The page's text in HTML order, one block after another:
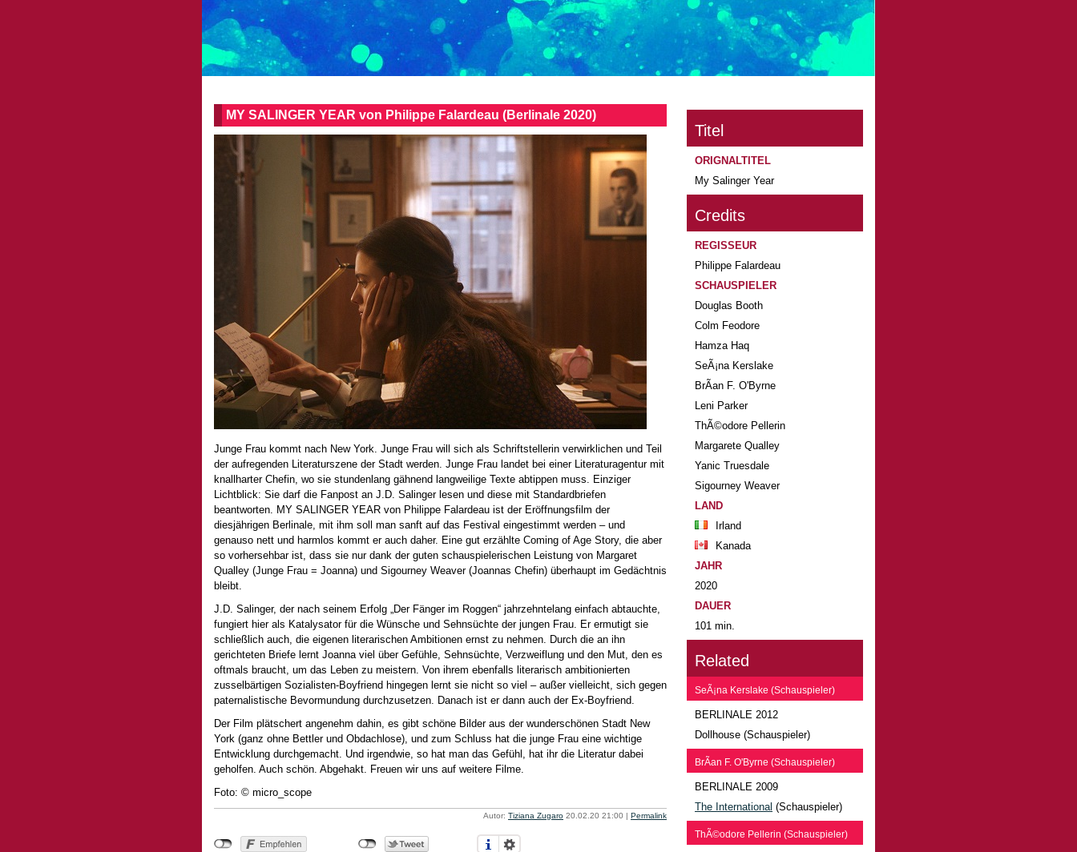
MY SALINGER YEAR von Philippe Falardeau (Berlinale 2020)
Junge Frau kommt nach New York. Junge Frau will sich als Schriftstellerin verwirklichen und Teil
der aufregenden Literaturszene der Stadt werden. Junge Frau landet bei einer Literaturagentur mit
knallharter Chefin, wo sie stundenlang gähnend langweilige Texte abtippen muss. Einziger
Lichtblick: Sie darf die Fanpost an J.D. Salinger lesen und diese mit Standardbriefen
beantworten. MY SALINGER YEAR von Philippe Falardeau ist der Eröffnungsfilm der
diesjährigen Berlinale, mit ihm soll man sanft auf das Festival eingestimmt werden – und
genauso nett und harmlos kommt er auch daher. Eine gut erzählte Coming of Age Story, die aber
so vorhersehbar ist, dass sie nur dank der guten schauspielerischen Leistung von Margaret
Qualley (Junge Frau = Joanna) und Sigourney Weaver (Joannas Chefin) überhaupt im Gedächtnis
bleibt.
J.D. Salinger, der nach seinem Erfolg „Der Fänger im Roggen“ jahrzehntelang einfach abtauchte,
fungiert hier als Katalysator für die Wünsche und Sehnsüchte der jungen Frau. Er ermutigt sie
schließlich auch, die eigenen literarischen Ambitionen ernst zu nehmen. Durch die an ihn
gerichteten Briefe lernt Joanna viel über Gefühle, Sehnsüchte, Verzweiflung und den Mut, den es
oftmals braucht, um das Leben zu meistern. Von ihrem ebenfalls literarisch ambitionierten
zusselbärtigen Sozialisten-Boyfriend hingegen lernt sie nicht so viel – außer vielleicht, sich gegen
paternalistische Bevormundung durchzusetzen. Danach ist er dann auch der Ex-Boyfriend.
Der Film plätschert angenehm dahin, es gibt schöne Bilder aus der wunderschönen Stadt New
York (ganz ohne Bettler und Obdachlose), und zum Schluss hat die junge Frau eine wichtige
Entwicklung durchgemacht. Und irgendwie, so hat man das Gefühl, hat ihr die Literatur dabei
geholfen. Auch schön. Abgehakt. Freuen wir uns auf weitere Filme.
Foto: © micro_scope
Autor: Tiziana Zugaro 20.02.20 21:00 | Permalink
Titel
ORIGNALTITEL
My Salinger Year
Credits
REGISSEUR
Philippe Falardeau
SCHAUSPIELER
Douglas Booth
Colm Feodore
Hamza Haq
SeÃ¡na Kerslake
BrÃ­an F. O'Byrne
Leni Parker
ThÃ©odore Pellerin
Margarete Qualley
Yanic Truesdale
Sigourney Weaver
LAND
Irland
Kanada
JAHR
2020
DAUER
101 min.
Related
SeÃ¡na Kerslake (Schauspieler)
BERLINALE 2012
Dollhouse (Schauspieler)
BrÃ­an F. O'Byrne (Schauspieler)
BERLINALE 2009
The International (Schauspieler)
ThÃ©odore Pellerin (Schauspieler)